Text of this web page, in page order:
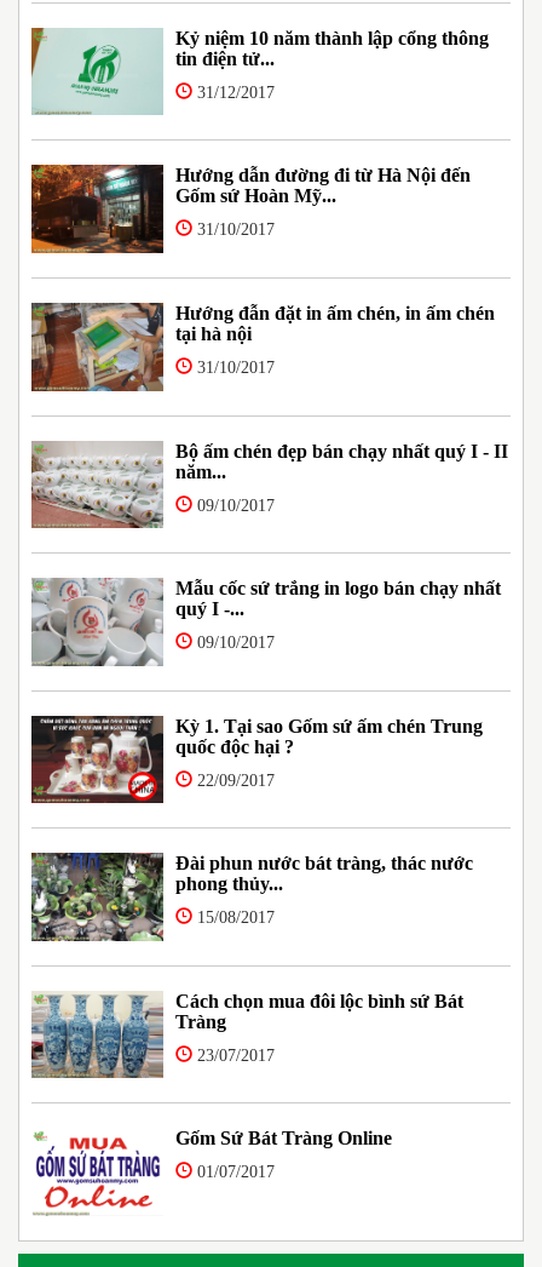
Kỷ niệm 10 năm thành lập cổng thông
tin điện tử...
31/12/2017
Hướng dẫn đường đi từ Hà Nội đến
Gốm sứ Hoàn Mỹ...
31/10/2017
Hướng đẫn đặt in ấm chén, in ấm chén
tại hà nội
31/10/2017
Bộ ấm chén đẹp bán chạy nhất quý I - II
năm...
09/10/2017
Mẫu cốc sứ trắng in logo bán chạy nhất
quý I -...
09/10/2017
Kỳ 1. Tại sao Gốm sứ ấm chén Trung
quốc độc hại ?
22/09/2017
Đài phun nước bát tràng, thác nước
phong thủy...
15/08/2017
Cách chọn mua đôi lộc bình sứ Bát
Tràng
23/07/2017
Gốm Sứ Bát Tràng Online
01/07/2017